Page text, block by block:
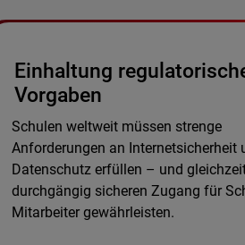
Einhaltung
Vorgaben
Schulen weltweit müssen strenge
Anforderungen an Internetsicherheit
Datenschutz erfüllen – und
durchgängig sicheren Zugang für
Mitarbeiter gewährleisten.